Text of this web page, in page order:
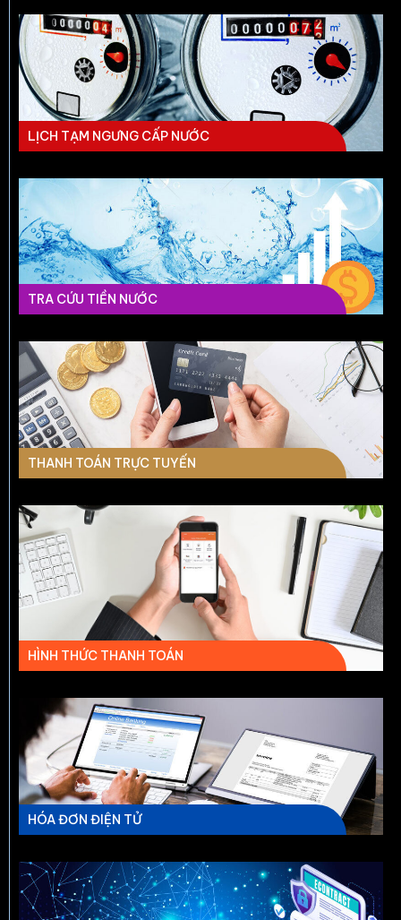
LỊCH TẠM NGƯNG CẤP NƯỚC
TRA CỨU TIỀN NƯỚC
THANH TOÁN TRỰC TUYẾN
HÌNH THỨC THANH TOÁN
HÓA ĐƠN ĐIỆN TỬ